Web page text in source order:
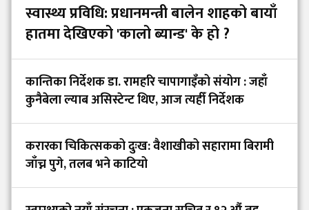
स्वास्थ्य प्रविधि: प्रधानमन्त्री बालेन शाहको बायाँ
हातमा देखिएको 'कालो ब्यान्ड' के हो ?
कान्तिका निर्देशक डा. रामहरि चापागाइँको संयोग : जहाँ
कुनैबेला ल्याब असिस्टेन्ट थिए, आज त्यहीँ निर्देशक
करारका चिकित्सकको दुःख: वैशाखीको सहारामा बिरामी
जाँच्न पुगे, तलब भने काटियो